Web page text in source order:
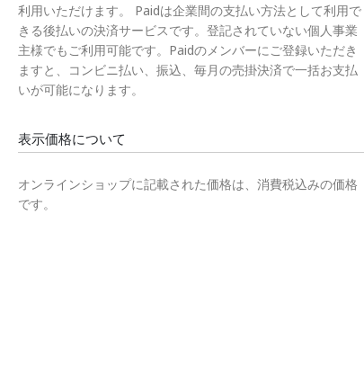
利用いただけます。 Paidは企業間の支払い方法として利用で
きる後払いの決済サービスです。登記されていない個人事業
主様でもご利用可能です。Paidのメンバーにご登録いただき
ますと、コンビニ払い、振込、毎月の売掛決済で一括お支払
いが可能になります。
表示価格について
オンラインショップに記載された価格は、消費税込みの価格
です。